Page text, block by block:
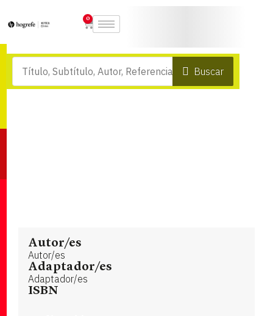
0
Buscar
Autor/es
Autor/es
Adaptador/es
Adaptador/es
ISBN